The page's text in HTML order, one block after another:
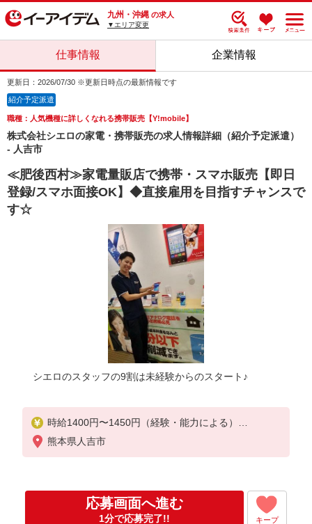
九州・沖縄 の求人
▼エリア変更
仕事情報 企業情報
更新日：2026/07/30 ※更新日時点の最新情報です
紹介予定派遣
職種：人気機種に詳しくなれる携帯販売【Y!mobile】
株式会社シエロの家電・携帯販売の求人情報詳細（紹介予定派遣）
- 人吉市
≪肥後西村≫家電量販店で携帯・スマホ販売【即日
登録/スマホ面接OK】◆直接雇用を目指すチャンスで
す☆
シエロのスタッフの9割は未経験からのスタート♪
時給1400円〜1450円（経験・能力による）
※残業代支給
★交通費別途支給（規定あり）
入社祝い金10万円支給(規定有)
お友達を紹介頂くと,
熊本県人吉市
応募画面へ進む
1分で応募完了!! キープ